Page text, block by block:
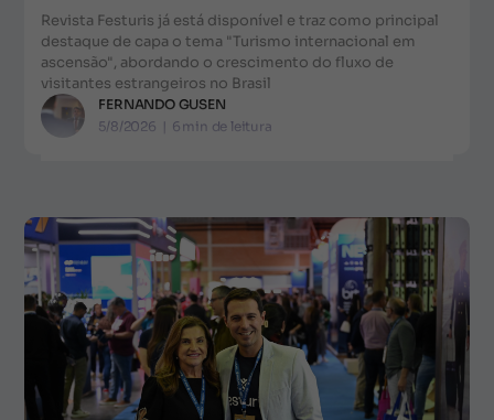
Revista Festuris já está disponível e traz como principal
destaque de capa o tema "Turismo internacional em
ascensão", abordando o crescimento do fluxo de
visitantes estrangeiros no Brasil
FERNANDO GUSEN
5/8/2026 | 6 min de leitura